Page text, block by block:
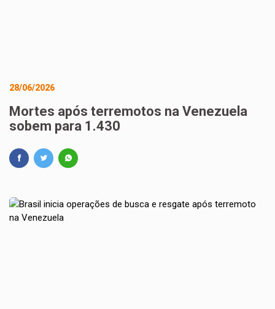
28/06/2026
Mortes após terremotos na Venezuela
sobem para 1.430